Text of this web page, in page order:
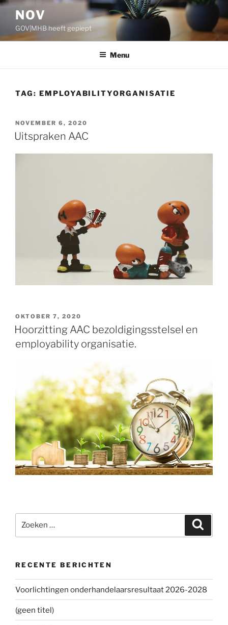
Ga
inhoud
NOV
GOV|MHB heeft gepiept
Menu
TAG: EMPLOYABILITYORGANISATIE
GEPLAATST
OP
NOVEMBER 6, 2020
Uitspraken AAC
GEPLAATST
OP
OKTOBER 7, 2020
Hoorzitting AAC bezoldigingsstelsel en
employability organisatie.
Zoeken
RECENTE BERICHTEN
Voorlichtingen onderhandelaarsresultaat 2026-2028
(geen titel)